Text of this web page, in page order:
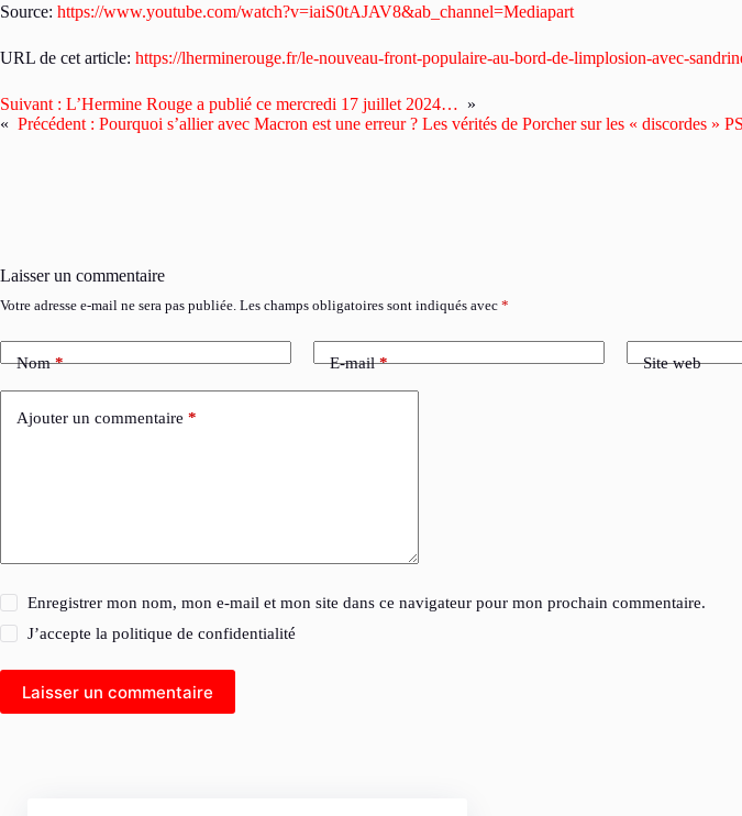
Source: https://www.youtube.com/watch?v=iaiS0tAJAV8&ab_channel=Mediapart
URL de cet article: https://lherminerouge.fr/le-nouveau-front-populaire-au-bord-de-limplosion-avec-
Suivant : L’Hermine Rouge a publié ce mercredi 17 juillet 2024… »
« Précédent : Pourquoi s’allier avec Macron est une erreur ? Les vérités de Porcher sur les « discordes »
Laisser un commentaire
Votre adresse e-mail ne sera pas publiée. Les champs obligatoires sont indiqués avec *
Nom* E-mail* Site web
Ajouter un commentaire *
Enregistrer mon nom, mon e-mail et mon site dans ce navigateur pour mon prochain commentaire.
J’accepte lapolitique de confidentialité
Laisser un commentaire